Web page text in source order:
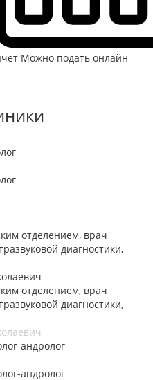
Можно подать онлайн
отделением, врач
диагностики,
отделением, врач
диагностики,
андролог
андролог